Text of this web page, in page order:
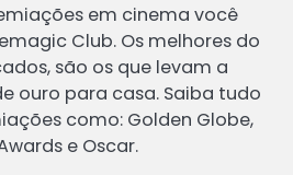
em cinema você
Club. Os melhores do
são os que levam a
ouro para casa. Saiba tudo
como: Golden Globe,
e Oscar.